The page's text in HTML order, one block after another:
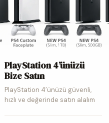
PlayStation 4’ünüzü
Bize Satın
PlayStation 4’ünüzü güvenli,
hızlı ve değerinde satın alalım